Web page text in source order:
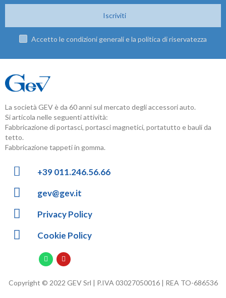
Iscriviti
Accetto le condizioni generali e la politica di riservatezza
La società GEV è da 60 anni sul mercato degli accessori auto.
Si articola nelle seguenti attività:
Fabbricazione di portasci, portasci magnetici, portatutto e bauli da
tetto.
Fabbricazione tappeti in gomma.
+39 011.246.56.66
gev@gev.it
Privacy Policy
Cookie Policy
Copyright © 2022 GEV Srl | P.IVA 03027050016 | REA TO-686536